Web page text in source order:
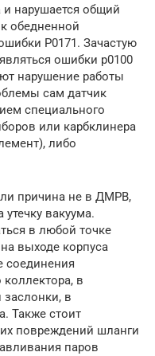
нарушается общий
обедненной
P0171. Зачастую
ошибки p0100
нарушение работы
сам датчик
специального
или карбклинера
либо
причина не в ДМРВ,
вакуума.
в любой точке
выходе корпуса
соединения
в
заслонки, в
Также стоит
повреждений шланги
паров